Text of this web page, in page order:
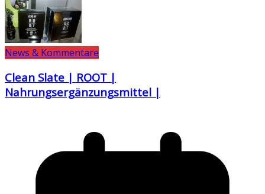
News & Kommentare
Clean Slate | ROOT |
Nahrungsergänzungsmittel |